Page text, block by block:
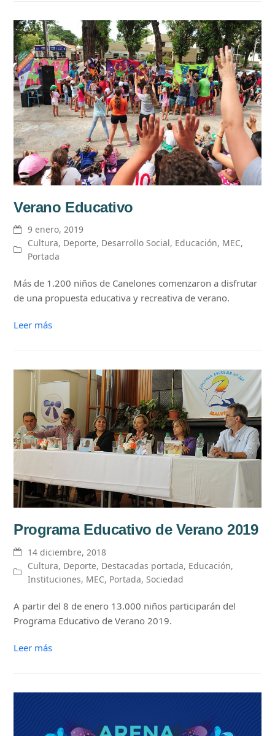
Verano Educativo
9 enero, 2019
Cultura, Deporte, Desarrollo Social, Educación, MEC,
Portada
Más de 1.200 niños de Canelones comenzaron a disfrutar
de una propuesta educativa y recreativa de verano.
Leer más
Programa Educativo de Verano 2019
14 diciembre, 2018
Cultura, Deporte, Destacadas portada, Educación,
Instituciones, MEC, Portada, Sociedad
A partir del 8 de enero 13.000 niños participarán del
Programa Educativo de Verano 2019.
Leer más